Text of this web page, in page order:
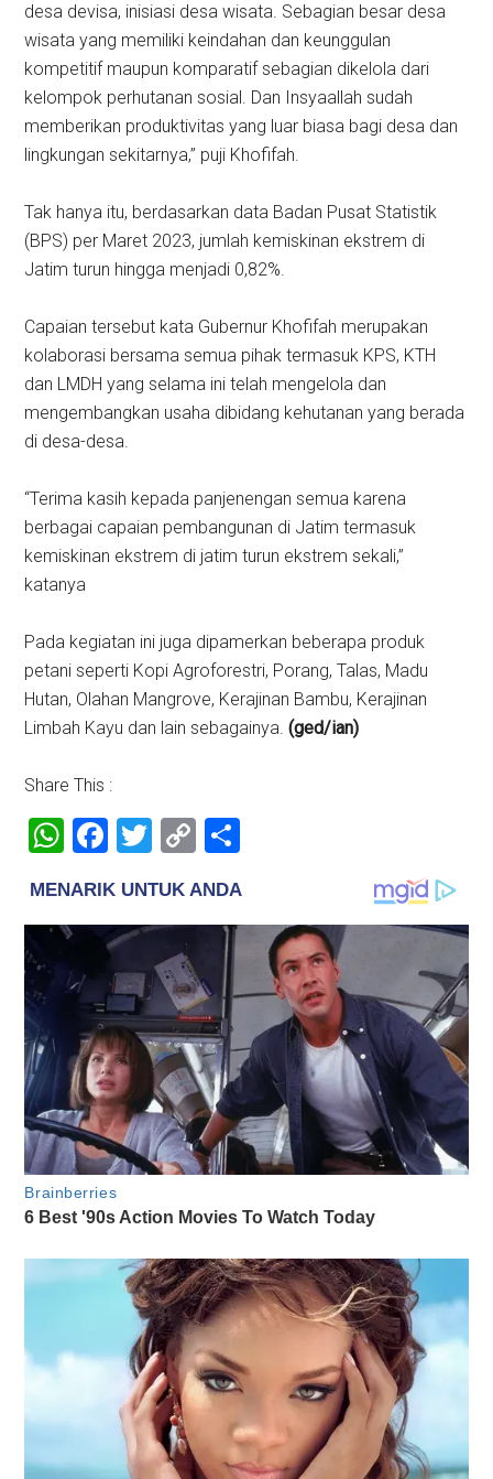
desa devisa, inisiasi desa wisata. Sebagian besar desa
wisata yang memiliki keindahan dan keunggulan
kompetitif maupun komparatif sebagian dikelola dari
kelompok perhutanan sosial. Dan Insyaallah sudah
memberikan produktivitas yang luar biasa bagi desa dan
lingkungan sekitarnya,” puji Khofifah.
Tak hanya itu, berdasarkan data Badan Pusat Statistik
(BPS) per Maret 2023, jumlah kemiskinan ekstrem di
Jatim turun hingga menjadi 0,82%.
Capaian tersebut kata Gubernur Khofifah merupakan
kolaborasi bersama semua pihak termasuk KPS, KTH
dan LMDH yang selama ini telah mengelola dan
mengembangkan usaha dibidang kehutanan yang berada
di desa-desa.
“Terima kasih kepada panjenengan semua karena
berbagai capaian pembangunan di Jatim termasuk
kemiskinan ekstrem di jatim turun ekstrem sekali,”
katanya
Pada kegiatan ini juga dipamerkan beberapa produk
petani seperti Kopi Agroforestri, Porang, Talas, Madu
Hutan, Olahan Mangrove, Kerajinan Bambu, Kerajinan
Limbah Kayu dan lain sebagainya.(ged/ian)
Share This :
WhatsApp
Facebook
Twitter
Copy